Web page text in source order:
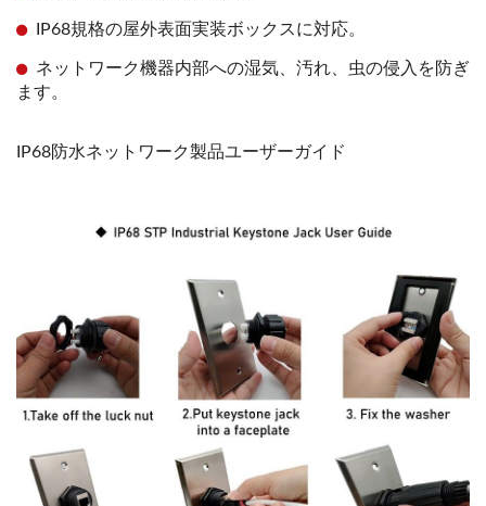
IP68規格の屋外表面実装ボックスに対応。
ネットワーク機器内部への湿気、汚れ、虫の侵入を防ぎ
ます。
IP68防水ネットワーク製品ユーザーガイド